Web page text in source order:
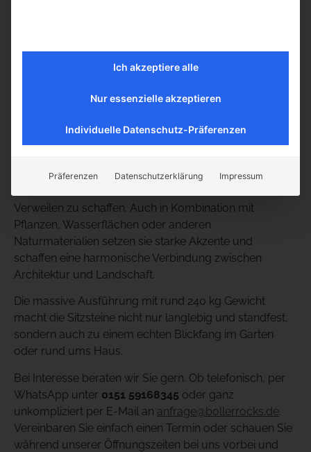
verleiht.
und offenen Ausstrahlung bei, die Räume weitläufiger
Sitzgelegenheit, in Reihen angeordnet für eine klare
Verweilen zu schaffen. Auch in Kombination mit
Pflanzen, Wasserflächen oder anderen
Naturmaterialien setzen sie starke Akzente und
schaffen eine harmonische Verbindung zwischen
Architektur und Landschaft.
Die massive Ausführung mit rund 240 kg Gewicht
macht die Sitzsteine nicht nur langlebig und standfest,
sondern auch zu einem echten Blickfang im Garten
oder rund ums Haus.
Bei Interesse beraten wir Sie gern. Ob telefonisch, per
WhatsApp unter 0151 59168345 oder ganz
unkompliziert per E-Mail an anfrage@bollerrocks.de.
Vereinbaren Sie einfach einen Termin oder schauen Sie
während unserer Öffnungszeiten bei uns vorbei und
Ich akzeptiere alle
Nur essenzielle akzeptieren
Individuelle Datenschutz-Präferenzen
Präferenzen Datenschutzerklärung Impressum